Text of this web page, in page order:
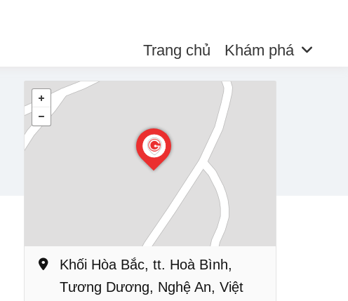
Trang chủ Khám phá
Khối Hòa Bắc, tt. Hoà Bình,
Tương Dương, Nghệ An, Việt